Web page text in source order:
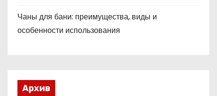
Чаны для бани: преимущества, виды и
особенности использования
Архив